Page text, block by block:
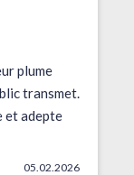
plume
transmet.
et adepte
05.02.2026